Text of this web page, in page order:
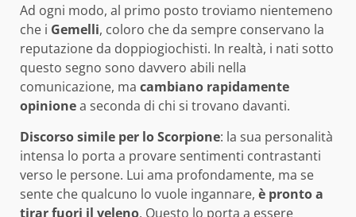
Ad ogni modo, al primo posto troviamo nientemeno
che i Gemelli, coloro che da sempre conservano la
reputazione da doppiogiochisti. In realtà, i nati sotto
questo segno sono davvero abili nella
comunicazione, ma cambiano rapidamente
opinionea seconda di chi si trovano davanti.
Discorso simile per lo Scorpione: la sua personalità
intensa lo porta a provare sentimenti contrastanti
verso le persone. Lui ama profondamente, ma se
sente che qualcuno lo vuole ingannare, è pronto a
tirar fuori il veleno. Questo lo porta a essere